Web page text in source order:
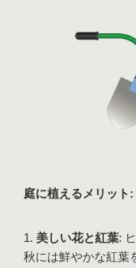
庭に植えるメリット:
美しい花と紅葉:
秋には鮮やかな紅葉